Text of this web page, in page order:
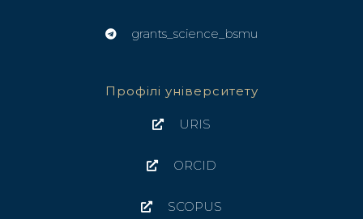
grants_science_bsmu
Профілі університету
URIS
ORCID
SCOPUS